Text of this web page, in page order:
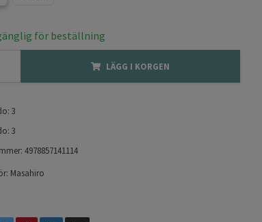
för beställning
LÄGG I KORGEN
3
3
4978857141114
Masahiro